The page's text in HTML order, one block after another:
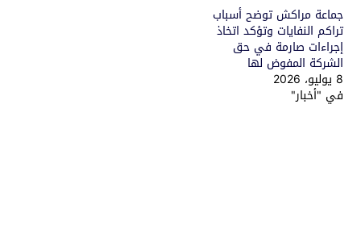
جماعة مراكش توضح أسباب
تراكم النفايات وتؤكد اتخاذ
إجراءات صارمة في حق
الشركة المفوض لها
8 يوليو، 2026
في "أخبار"